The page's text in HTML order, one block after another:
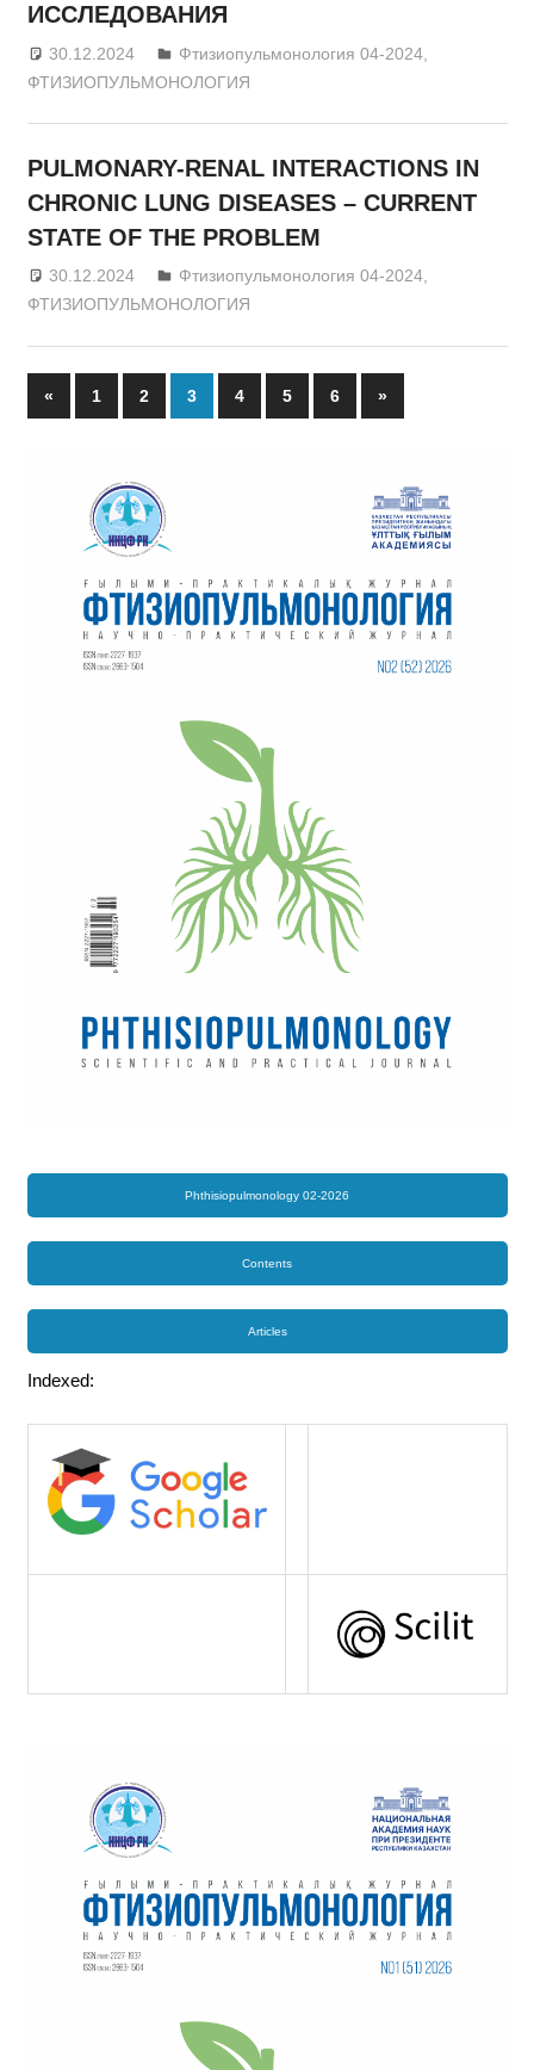
ИССЛЕДОВАНИЯ
30.12.2024 admin
Фтизиопульмонология 04-2024
ФТИЗИОПУЛЬМОНОЛОГИЯ
РULMONARY-RENAL INTERACTIONS IN
CHRONIC LUNG DISEASES – CURRENT
STATE OF THE PROBLEM
30.12.2024 admin
Фтизиопульмонология 04-2024,
ФТИЗИОПУЛЬМОНОЛОГИЯ
Posts
« Previous
Posts
1 2 3 4 5 6
Next
Posts
»
Phthisiopulmonology 02-2026
Contents
Articles
Indexed: